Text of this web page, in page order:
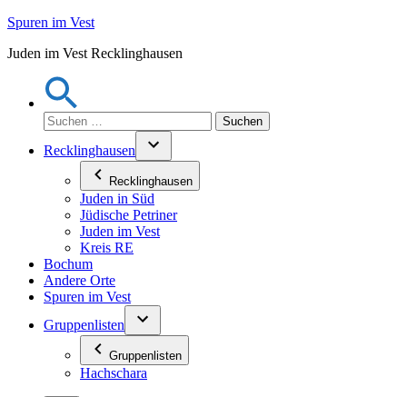
Zum
springen
Spuren im Vest
Juden im Vest Recklinghausen
Suchen
nach:
Recklinghausen
Recklinghausen
Juden in Süd
Jüdische Petriner
Juden im Vest
Kreis RE
Bochum
Andere Orte
Spuren im Vest
Gruppenlisten
Gruppenlisten
Hachschara